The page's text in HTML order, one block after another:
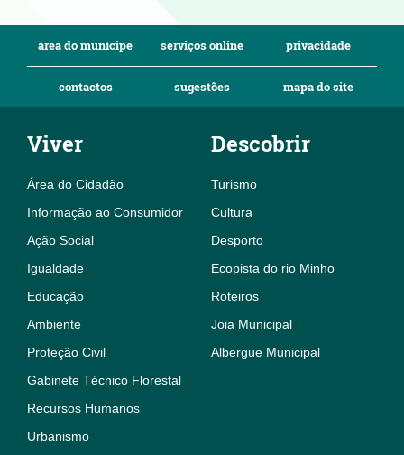
área do munícipe serviços online privacidade
contactos sugestões mapa do site
Viver
Área do Cidadão
Informação ao Consumidor
Ação Social
Igualdade
Educação
Ambiente
Proteção Civil
Gabinete Técnico Florestal
Recursos Humanos
Urbanismo
Descobrir
Turismo
Cultura
Desporto
Ecopista do rio Minho
Roteiros
Joia Municipal
Albergue Municipal